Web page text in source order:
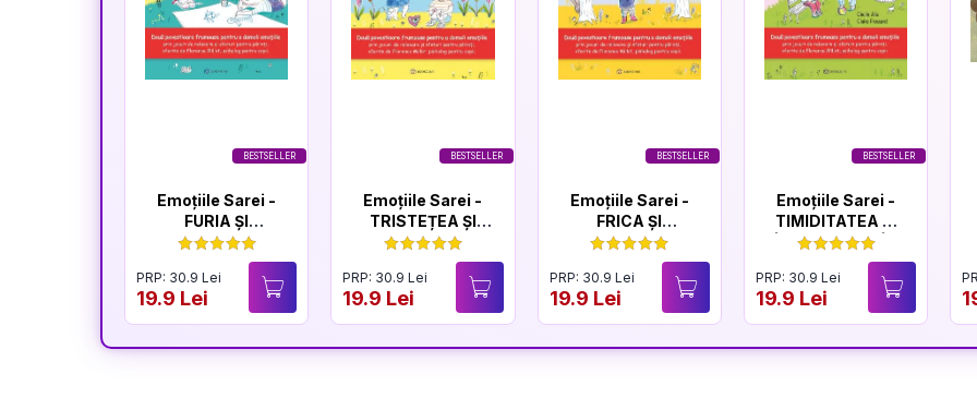
BESTSELLER
Emoțiile Sarei -
FURIA ȘI
LINIȘTEA
PRP: 30.9 Lei
19.9 Lei
BESTSELLER
Emoțiile Sarei -
TRISTEȚEA ȘI
BUCURIA
PRP: 30.9 Lei
19.9 Lei
BESTSELLER
Emoțiile Sarei -
FRICA ȘI
CURAJUL
PRP: 30.9 Lei
19.9 Lei
BESTSELLER
Emoțiile Sarei -
TIMIDITATEA ȘI
ÎNCREDEREA ÎN
PRP: 30.9 Lei
19.9 Lei